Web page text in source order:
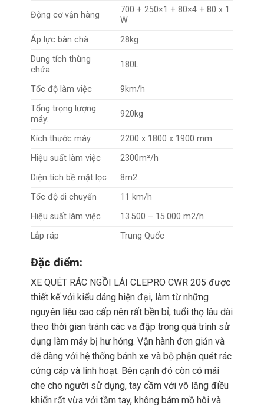
Động cơ vận hàng
700 + 250×1 + 80×4 + 80 x 1
W
Áp lực bàn chà
28kg
Dung tích thùng
chứa
180L
Tốc độ làm việc
9km/h
Tổng trọng lượng
máy:
920kg
Kích thước máy
2200 x 1800 x 1900 mm
Hiệu suất làm việc
2300m²/h
Diện tích bề mặt lọc
8m2
Tốc độ di chuyển
11 km/h
Hiệu suất làm việc
13.500 – 15.000 m2/h
Lắp ráp
Trung Quốc
Đặc điểm:
XE QUÉT RÁC NGỒI LÁI CLEPRO CWR 205 được
thiết kế với kiểu dáng hiện đại, làm từ những
nguyên liệu cao cấp nên rất bền bỉ, tuổi thọ lâu dài
theo thời gian tránh các va đập trong quá trình sử
dụng làm máy bị hư hỏng. Vận hành đơn giản và
dễ dàng với hệ thống bánh xe và bộ phận quét rác
cứng cáp và linh hoạt. Bên cạnh đó còn có mái
che cho người sử dụng, tay cầm với vô lăng điều
khiển rất vừa với tầm tay, không bám mồ hôi và